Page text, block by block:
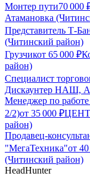
Монтер пути70 000
Атамановка
Представитель Т-
(Читинский район)
Грузчикот 65 000 ₽
район)
Специалист
Дискаунтер НАШ,
Менеджер по
2/2)от 35 000 ₽
район)
Продавец-
"МегаТехника"от
(Читинский район)
HeadHunter